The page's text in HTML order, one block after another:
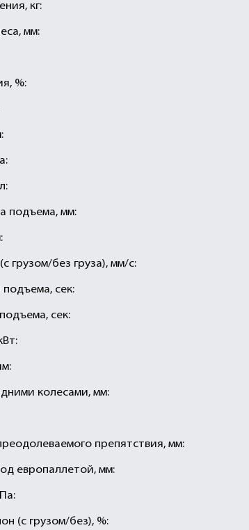
кг:
мм:
%:
подъема, мм:
грузом/без груза), мм/с:
сек:
сек:
колесами, мм:
препятствия, мм:
европаллетой, мм:
(с грузом/без), %: